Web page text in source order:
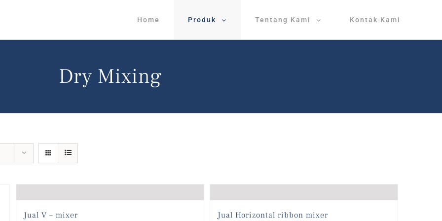
Home Produk Tentang Kami Kontak Kami
Dry Mixing
Jual V – mixer Jual Horizontal ribbon mixer